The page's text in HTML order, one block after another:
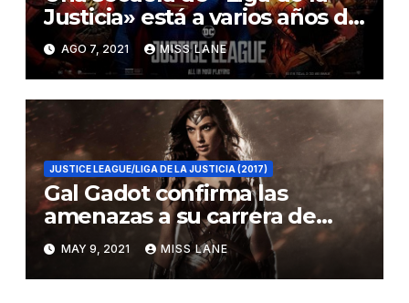
Justicia» está a varios años de
distancia
AGO 7, 2021 MISS LANE
JUSTICE LEAGUE/LIGA DE LA JUSTICIA (2017)
Gal Gadot confirma las
amenazas a su carrera de
Joss Whedon
MAY 9, 2021 MISS LANE